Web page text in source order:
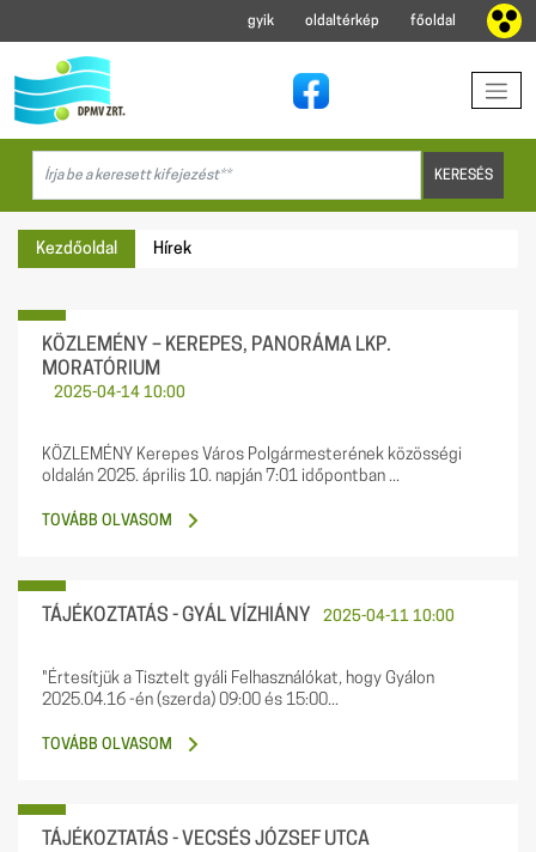
gyik oldaltérkép főoldal
Kezdőoldal Hírek
KÖZLEMÉNY – KEREPES, PANORÁMA LKP.
MORATÓRIUM
2025-04-14 10:00
KÖZLEMÉNY Kerepes Város Polgármesterének közösségi
oldalán 2025. április 10. napján 7:01 időpontban ...
TOVÁBB OLVASOM
TÁJÉKOZTATÁS - GYÁL VÍZHIÁNY 2025-04-11 10:00
"Értesítjük a Tisztelt gyáli Felhasználókat, hogy Gyálon
2025.04.16 -én (szerda) 09:00 és 15:00...
TOVÁBB OLVASOM
TÁJÉKOZTATÁS - VECSÉS JÓZSEF UTCA